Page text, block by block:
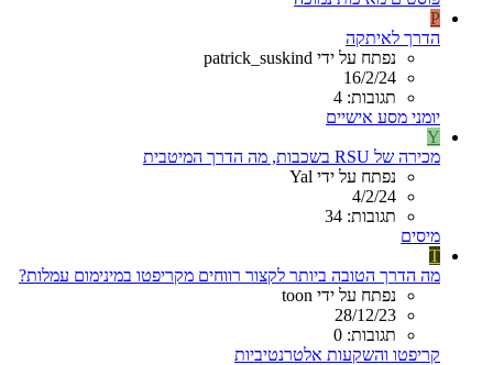
P
הדרך לאיתקה
נפתח על ידי patrick_suskind
16/2/24
תגובות: 4
יומני מסע אישיים
Y
מכירה של RSU בשכבות, מה הדרך המיטבית
נפתח על ידי Yal
4/2/24
תגובות: 34
מיסים
T
מה הדרך הטובה ביותר לקצור רווחים מקריפטו במינימום עמלות?
נפתח על ידי toon
28/12/23
תגובות: 0
קריפטו והשקעות אלטרנטיביות